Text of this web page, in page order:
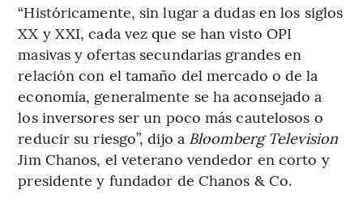
“Históricamente, sin lugar a dudas en los siglos
XX y XXI, cada vez que se han visto OPI
masivas y ofertas secundarias grandes en
relación con el tamaño del mercado o de la
economía, generalmente se ha aconsejado a
los inversores ser un poco más cautelosos o
reducir su riesgo”, dijo a Bloomberg Television
Jim Chanos, el veterano vendedor en corto y
presidente y fundador de Chanos & Co.